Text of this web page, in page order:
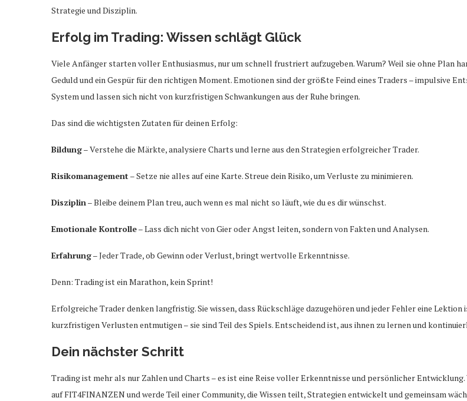
Strategie und Disziplin.
Erfolg im Trading: Wissen schlägt Glück
Viele Anfänger starten voller Enthusiasmus, nur um schnell frustriert aufzugeben. Warum? Weil sie ohne Plan
Geduld und ein Gespür für den richtigen Moment. Emotionen sind der größte Feind eines Traders – impulsive
System und lassen sich nicht von kurzfristigen Schwankungen aus der Ruhe bringen.
Das sind die wichtigsten Zutaten für deinen Erfolg:
Bildung– Verstehe die Märkte, analysiere Charts und lerne aus den Strategien erfolgreicher Trader.
Risikomanagement – Setze nie alles auf eine Karte. Streue dein Risiko, um Verluste zu minimieren.
Disziplin – Bleibe deinem Plan treu, auch wenn es mal nicht so läuft, wie du es dir wünschst.
Emotionale Kontrolle– Lass dich nicht von Gier oder Angst leiten, sondern von Fakten und Analysen.
Erfahrung– Jeder Trade, ob Gewinn oder Verlust, bringt wertvolle Erkenntnisse.
Denn: Trading ist ein Marathon, kein Sprint!
Erfolgreiche Trader denken langfristig. Sie wissen, dass Rückschläge dazugehören und jeder Fehler eine Lektion
kurzfristigen Verlusten entmutigen – sie sind Teil des Spiels. Entscheidend ist, aus ihnen zu lernen und
Dein nächster Schritt
Trading ist mehr als nur Zahlen und Charts – es ist eine Reise voller Erkenntnisse und persönlicher
auf FIT4FINANZEN und werde Teil einer Community, die Wissen teilt, Strategien entwickelt und gemeinsam